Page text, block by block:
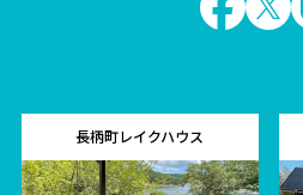
長柄町レイクハウス